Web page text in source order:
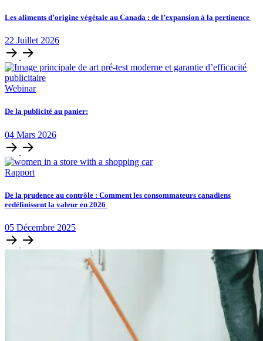
Les aliments d’origine végétale au Canada : de l’expansion à la pertinence
22 Juillet 2026
Webinar
De la publicité au panier:
04 Mars 2026
Rapport
De la prudence au contrôle : Comment les consommateurs canadiens
redéfinissent la valeur en 2026
05 Décembre 2025